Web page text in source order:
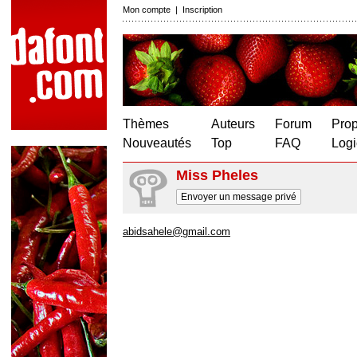
Mon compte | Inscription
Thèmes
Nouveautés
Auteurs
Top
Forum
FAQ
Miss Pheles
Envoyer un message privé
abidsahele@gmail.com